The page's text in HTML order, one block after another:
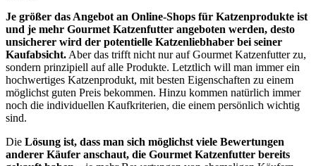
Je größer das Angebot an Online-Shops für Katzenprodukte ist
und je mehr Gourmet Katzenfutter angeboten werden, desto
unsicherer wird der potentielle Katzenliebhaber bei seiner
Kaufabsicht.Aber das trifft nicht nur auf Gourmet Katzenfutter zu,
sondern prinzipiell auf alle Produkte. Letztlich will man immer ein
hochwertiges Katzenprodukt, mit besten Eigenschaften zu einem
möglichst guten Preis bekommen. Hinzu kommen natürlich immer
noch die individuellen Kaufkriterien, die einem persönlich wichtig
sind.
Die Lösung ist, dass man sich möglichst viele Bewertungen
anderer Käufer anschaut, die Gourmet Katzenfutter bereits